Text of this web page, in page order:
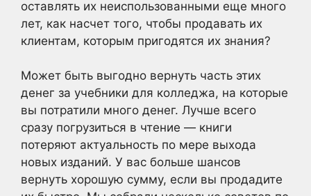
оставлять их неиспользованными еще много
лет, как насчет того, чтобы продавать их
клиентам, которым пригодятся их знания?
Может быть выгодно вернуть часть этих
денег за учебники для колледжа, на которые
вы потратили много денег. Лучше всего
сразу погрузиться в чтение — книги
потеряют актуальность по мере выхода
новых изданий. У вас больше шансов
вернуть хорошую сумму, если вы продадите